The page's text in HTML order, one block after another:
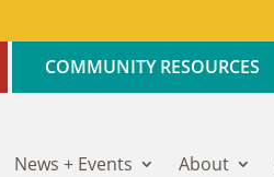
COMMUNITY RESOURCES
News + Events About